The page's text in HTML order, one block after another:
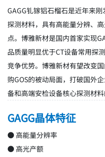
GAGG钆镓铝石榴石是近年来
探测材料，具有高能量分辨、
点。博雅新材是国内首家实现
品质量明显优于CT设备常用探
竞争优势。博雅新材有望改变
购GOS的被动局面，打破国外
备和高端安检设备核心探测材料
GAGG晶体特征
● 高能量分辨率
● 高光产额